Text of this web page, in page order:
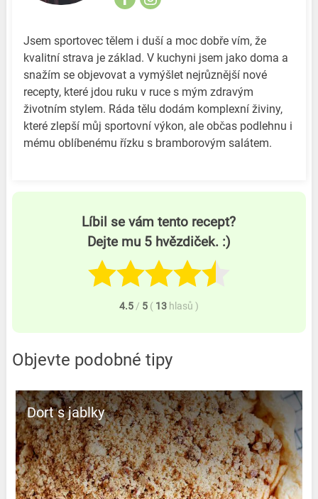
Jsem sportovec tělem i duší a moc dobře vím, že
kvalitní strava je základ. V kuchyni jsem jako doma a
snažím se objevovat a vymýšlet nejrůznější nové
recepty, které jdou ruku v ruce s mým zdravým
životním stylem. Ráda tělu dodám komplexní živiny,
které zlepší můj sportovní výkon, ale občas podlehnu i
mému oblíbenému řízku s bramborovým salátem.
Líbil se vám tento recept?
Dejte mu 5 hvězdiček. :)
4.5 / 5 ( 13 hlasů )
Objevte podobné tipy
Dort s jablky